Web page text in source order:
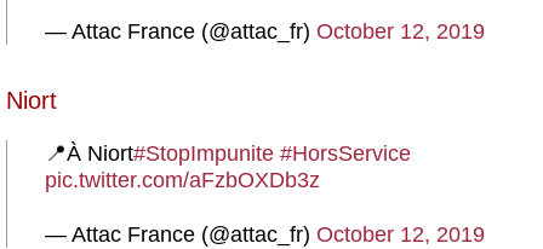
— Attac France (@attac_fr) October 12, 2019
Niort
📍À Niort#StopImpunite #HorsService
pic.twitter.com/aFzbOXDb3z
— Attac France (@attac_fr) October 12, 2019